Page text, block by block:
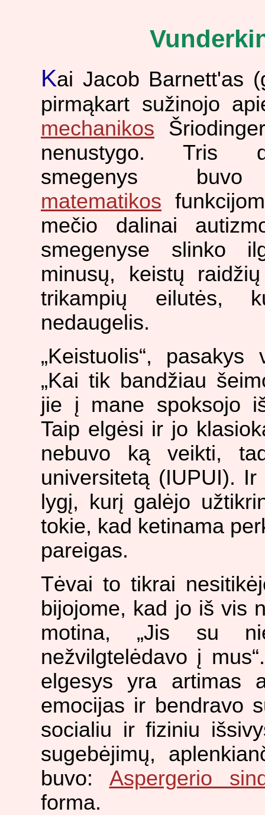
Kai Jacob Barnett'as
pirmąkart sužinojo
mechanikos
nenustygo. Tris
smegenys
matematikos
mečio dalinai
smegenyse slinko
minusų, keistų
trikampių eilutės,
nedaugelis.
„Keistuolis“,
„Kai tik bandžiau
jie į mane spoksojo
Taip elgėsi ir jo
nebuvo ką veikti,
universitetą (IUPUI).
lygį, kurį galėjo
tokie, kad ketinama
pareigas.
Tėvai to tikrai
bijojome, kad jo iš vis
motina, „Jis su
nežvilgtelėdavo į
elgesys yra artimas
emocijas ir bendravo
socialiu ir fiziniu
sugebėjimų,
buvo: Aspergerio
forma.